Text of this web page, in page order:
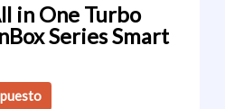
in One Turbo
Series Smart